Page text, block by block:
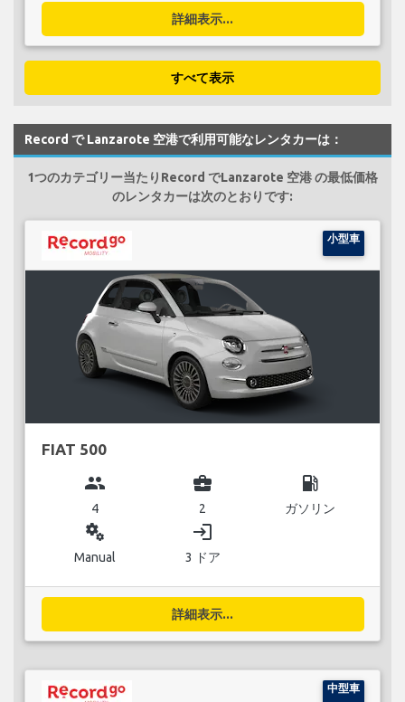
詳細表示...
すべて表示
Record で Lanzarote 空港で利用可能なレンタカーは：
1つのカテゴリー当たりRecord でLanzarote 空港 の最低価格
のレンタカーは次のとおりです:
小型車
FIAT 500
group
4
business_center
2
local_gas_station
ガソリン
miscellaneous_services
Manual
login
3 ドア
詳細表示...
中型車